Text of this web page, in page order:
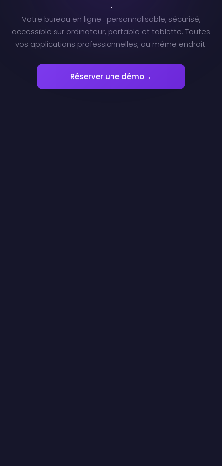
Votre bureau en ligne : personnalisable, sécurisé,
accessible sur ordinateur, portable et tablette. Toutes
vos applications professionnelles, au même endroit.
Réserver une démo→